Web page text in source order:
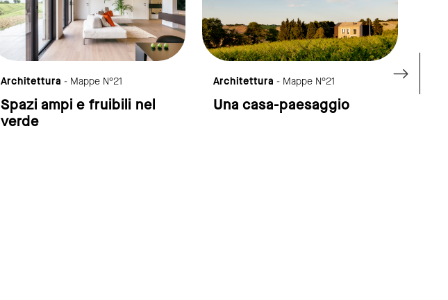
Architettura - Mappe N°21
Spazi ampi e fruibili nel
verde
Architettura - Mappe N°21
Una casa-paesaggio